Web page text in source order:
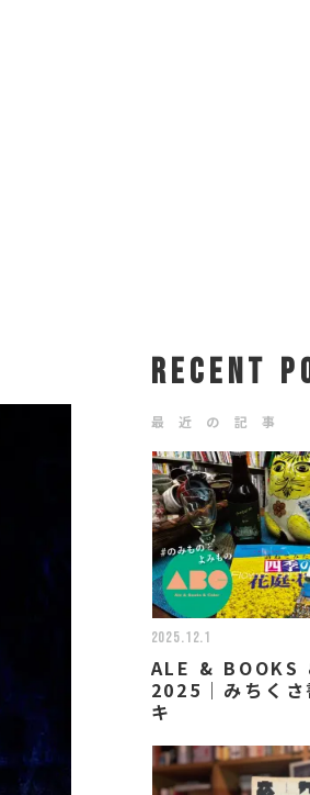
RECENT
最 近 の 記 事
2025.12.1
ALE & BOOKS
2025｜みちくさ
キ